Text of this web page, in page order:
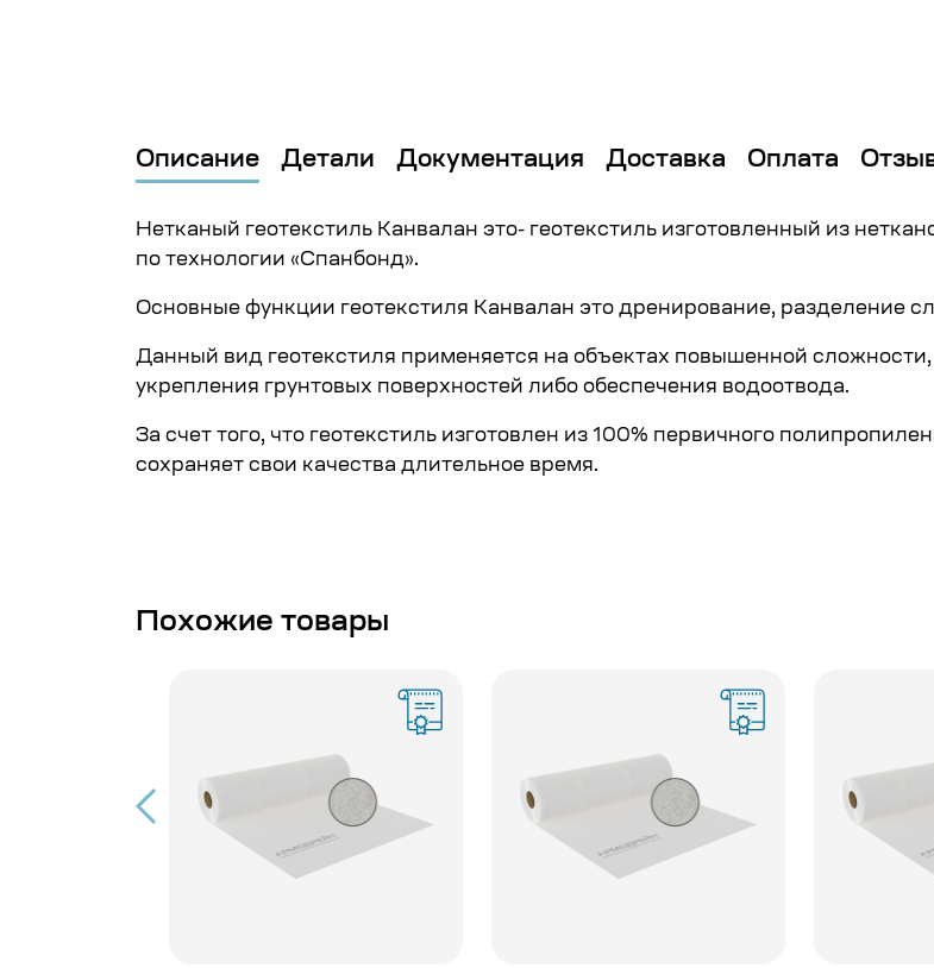
Описание Детали Документация Доставка Оплата
Нетканый геотекстиль Канвалан это- геотекстиль изготовленный из
по технологии «Спанбонд».
Основные функции геотекстиля Канвалан это дренирование, разделение
Данный вид геотекстиля применяется на объектах повышенной
укрепления грунтовых поверхностей либо обеспечения водоотвода.
За счет того, что геотекстиль изготовлен из 100% первичного
сохраняет свои качества длительное время.
Похожие товары